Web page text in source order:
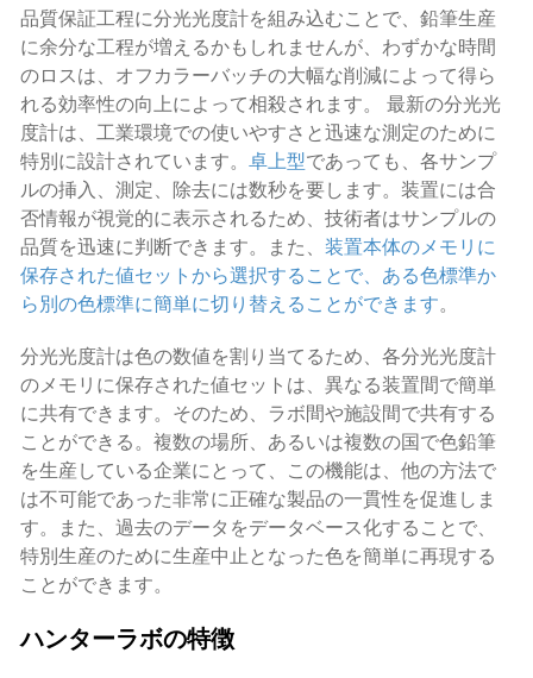
品質保証工程に分光光度計を組み込むことで、鉛筆生産
に余分な工程が増えるかもしれませんが、わずかな時間
のロスは、オフカラーバッチの大幅な削減によって得ら
れる効率性の向上によって相殺されます。 最新の分光光
度計は、工業環境での使いやすさと迅速な測定のために
特別に設計されています。 卓上型であっても、各サンプ
ルの挿入、測定、除去には数秒を要します。装置には合
否情報が視覚的に表示されるため、技術者はサンプルの
品質を迅速に判断できます。また、 装置本体のメモリに
保存された値セットから選択することで、 ある色標準か
ら別の色標準に簡単に切り替えることができます。
分光光度計は色の数値を割り当てるため、各分光光度計
のメモリに保存された値セットは、異なる装置間で簡単
に共有できます。そのため、ラボ間や施設間で共有する
ことができる。複数の場所、あるいは複数の国で色鉛筆
を生産している企業にとって、この機能は、他の方法で
は不可能であった非常に正確な製品の一貫性を促進しま
す。また、過去のデータをデータベース化することで、
特別生産のために生産中止となった色を簡単に再現する
ことができます。
ハンターラボの特徴